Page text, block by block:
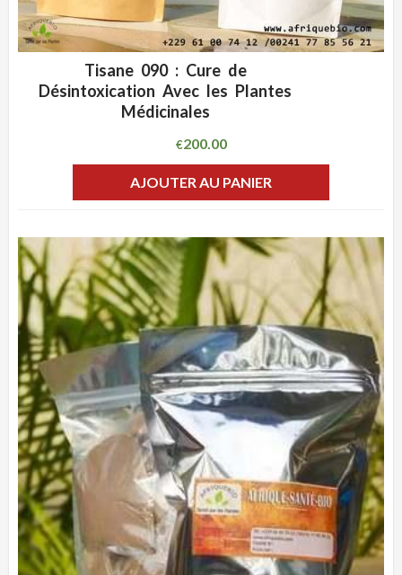
ADD WISHLIST
Tisane 090 : Cure de
Désintoxication Avec les Plantes
Médicinales
€200.00
AJOUTER AU PANIER